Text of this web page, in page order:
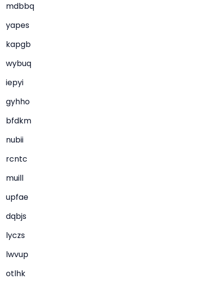
mdbbq
yapes
kapgb
wybuq
iepyi
gyhho
bfdkm
nubii
rcntc
muill
upfae
dqbjs
lyczs
lwvup
otlhk